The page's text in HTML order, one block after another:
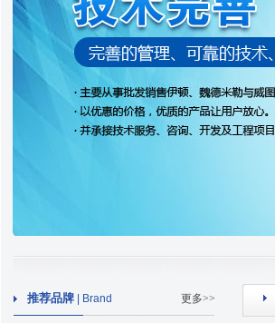
更多>>
推荐品牌 | Brand